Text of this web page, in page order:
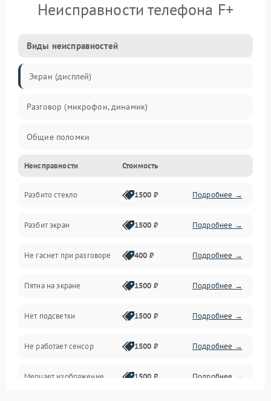
Неисправности телефона F+
Виды неисправностей
Экран (дисплей)
Разговор (микрофон, динамик)
Общие поломки
Проблемы связи
Камеры
Проблемы с дисплеем и сенсором
Зарядка
Проблемы с питанием, зарядкой и аккумулятором
Проблемы с работой системы, корпусом и другие
Неисправности Стоимость
Разбито стекло 1500 ₽ Подробнее →
Разбит экран 1500 ₽ Подробнее →
Не гаснет при разговоре 400 ₽ Подробнее →
Пятна на экране 1500 ₽ Подробнее →
Нет подсветки 1500 ₽ Подробнее →
Не работает сенсор 1500 ₽ Подробнее →
Мерцает изображение 1500 ₽ Подробнее →